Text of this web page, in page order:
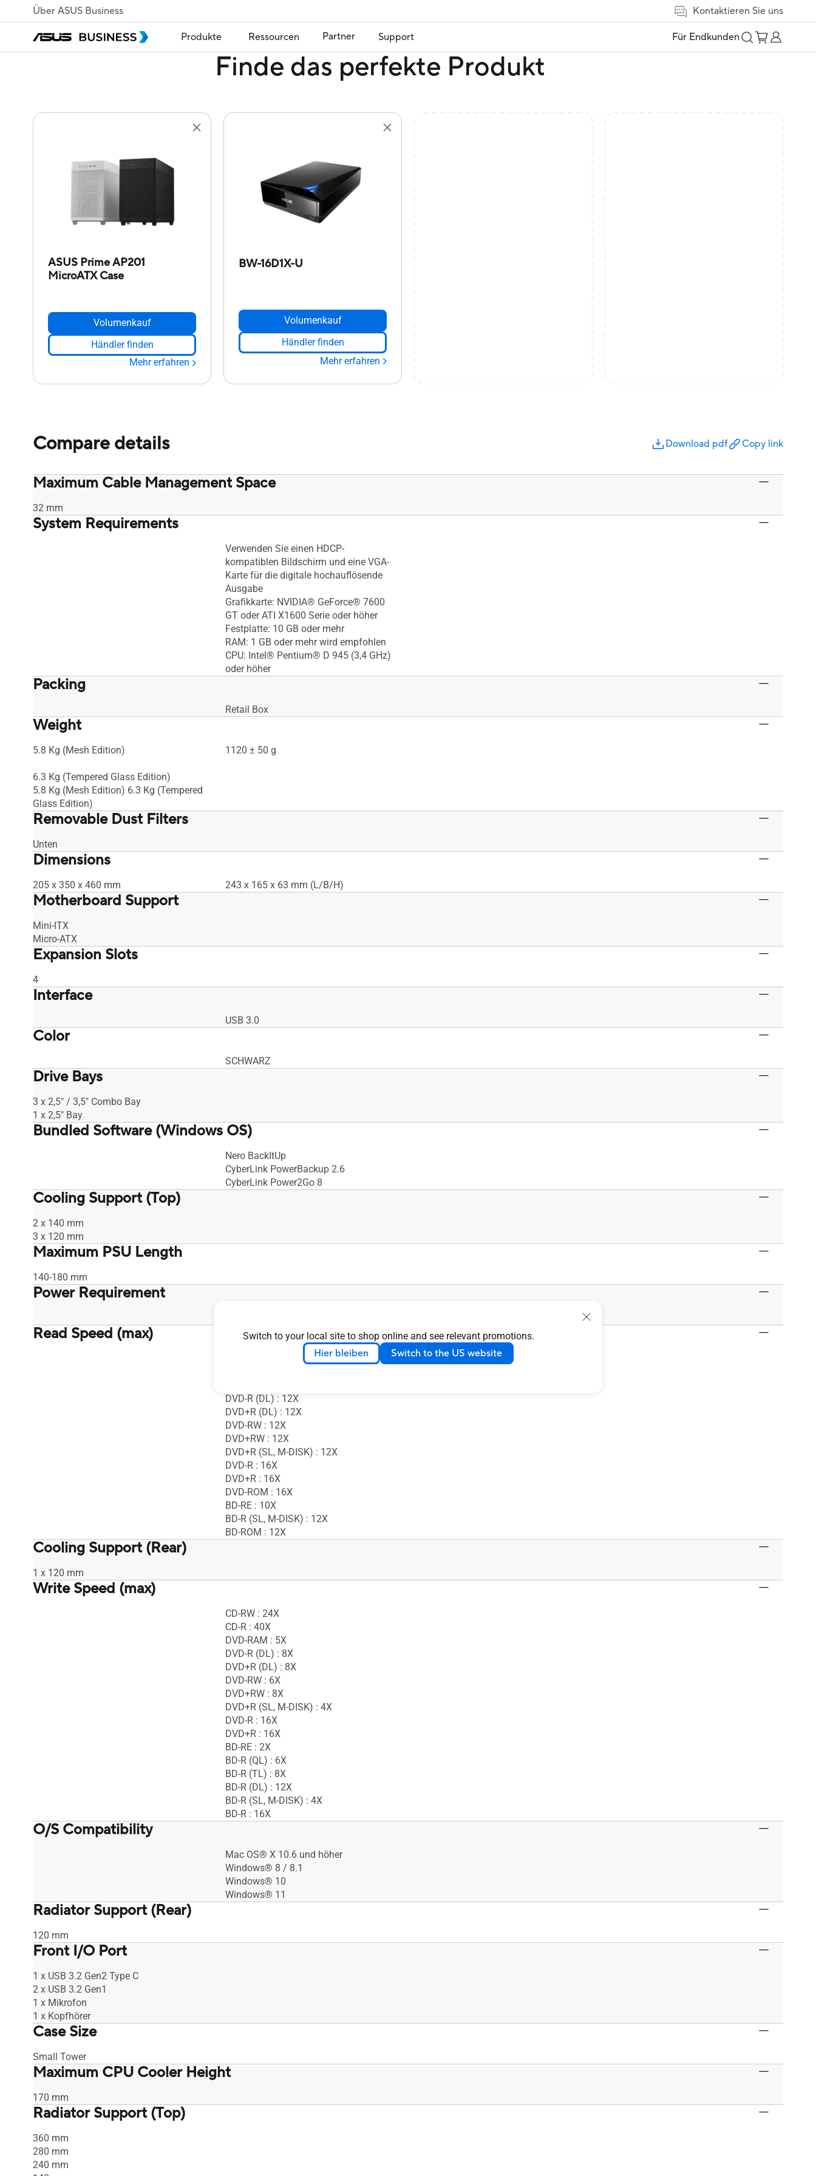
Switch to your local site to shop online and see relevant promotions.
Hier bleiben Switch to the US website
Über ASUS Business Kontaktieren Sie uns
Produkte Ressourcen Partner Support Für Endkunden
Finde das perfekte Produkt
ASUS Prime AP201
MicroATX Case
Volumenkauf
Händler finden
Mehr erfahren
BW-16D1X-U
Volumenkauf
Händler finden
Mehr erfahren
Compare details Download pdf Copy link
Maximum Cable Management Space
32 mm
System Requirements
Verwenden Sie einen HDCP-
kompatiblen Bildschirm und eine VGA-
Karte für die digitale hochauflösende
Ausgabe
Grafikkarte: NVIDIA® GeForce® 7600
GT oder ATI X1600 Serie oder höher
Festplatte: 10 GB oder mehr
RAM: 1 GB oder mehr wird empfohlen
CPU: Intel® Pentium® D 945 (3,4 GHz)
oder höher
Packing
Retail Box
Weight
5.8 Kg (Mesh Edition)
6.3 Kg (Tempered Glass Edition)
5.8 Kg (Mesh Edition) 6.3 Kg (Tempered
Glass Edition)
1120 ± 50 g
Removable Dust Filters
Unten
Dimensions
205 x 350 x 460 mm 243 x 165 x 63 mm (L/B/H)
Motherboard Support
Mini-ITX
Micro-ATX
Expansion Slots
4
Interface
USB 3.0
Color
SCHWARZ
Drive Bays
3 x 2,5" / 3,5" Combo Bay
1 x 2,5" Bay
Bundled Software (Windows OS)
Nero BackItUp
CyberLink PowerBackup 2.6
CyberLink Power2Go 8
Cooling Support (Top)
2 x 140 mm
3 x 120 mm
Maximum PSU Length
140-180 mm
Power Requirement
Read Speed (max)
DVD-R (DL) : 12X
DVD+R (DL) : 12X
DVD-RW : 12X
DVD+RW : 12X
DVD+R (SL, M-DISK) : 12X
DVD-R : 16X
DVD+R : 16X
DVD-ROM : 16X
BD-RE : 10X
BD-R (SL, M-DISK) : 12X
BD-ROM : 12X
Cooling Support (Rear)
1 x 120 mm
Write Speed (max)
CD-RW : 24X
CD-R : 40X
DVD-RAM : 5X
DVD-R (DL) : 8X
DVD+R (DL) : 8X
DVD-RW : 6X
DVD+RW : 8X
DVD+R (SL, M-DISK) : 4X
DVD-R : 16X
DVD+R : 16X
BD-RE : 2X
BD-R (QL) : 6X
BD-R (TL) : 8X
BD-R (DL) : 12X
BD-R (SL, M-DISK) : 4X
BD-R : 16X
O/S Compatibility
Mac OS® X 10.6 und höher
Windows® 8 / 8.1
Windows® 10
Windows® 11
Radiator Support (Rear)
120 mm
Front I/O Port
1 x USB 3.2 Gen2 Type C
2 x USB 3.2 Gen1
1 x Mikrofon
1 x Kopfhörer
Case Size
Small Tower
Maximum CPU Cooler Height
170 mm
Radiator Support (Top)
360 mm
280 mm
240 mm